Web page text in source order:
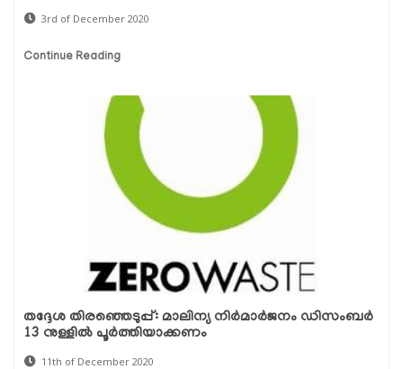
3rd of December 2020
Continue Reading
തദ്ദേശ തിരഞ്ഞെടുപ്പ്: മാലിന്യ നിര്‍മാര്‍ജനം ഡിസംബര്‍
13 നുള്ളില്‍ പൂര്‍ത്തിയാക്കണം
11th of December 2020